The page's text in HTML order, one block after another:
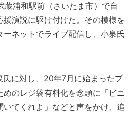
浦和駅前（さいたま市）で自
演説に駆け付けた。その模様を
ネットでライブ配信し、小泉氏
に対し、20年7月に始まったプ
のレジ袋有料化を念頭に「ビニ
てくれよ」などと声をかけ、追